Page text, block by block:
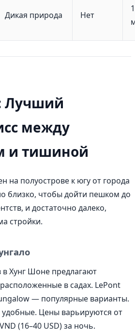
Дикая природа Нет
Лучший
между
и тишиной
на полуострове к югу от города
близко, чтобы дойти пешком до
и достаточно далеко,
стройки.
в Хунг Шоне предлагают
в садах. LePont
— популярные варианты.
Цены варьируются от
(16–40 USD) за ночь.